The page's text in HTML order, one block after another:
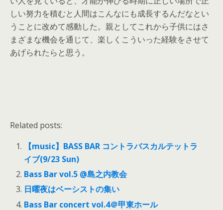
しい努力を積むと人間はこんなにも成長するんだなとい
うことに改めて感動した。親としてこれから子供にはさ
まざまな機会を通じて、楽しくこういった経験をさせて
あげられたらと思う。
Related posts:
【music】BASS BAR コントラバスカルテットラ
イブ(9/23 Sun)
Bass Bar vol.5 @島之内教会
日曜夜はベーシストの集い
Bass Bar concert vol.4＠甲東ホール